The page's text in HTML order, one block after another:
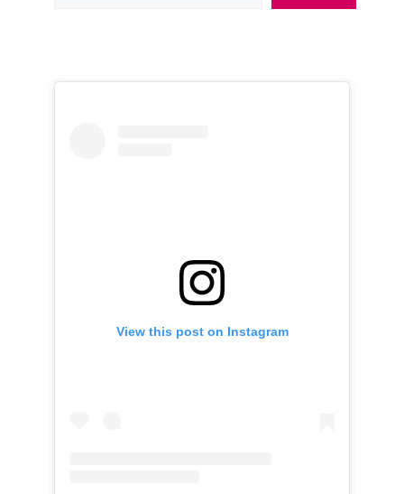
View this post on Instagram